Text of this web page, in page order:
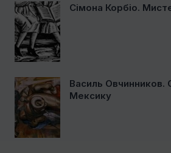
Сімона Корбіо.
Василь Овчинников.
Мексику